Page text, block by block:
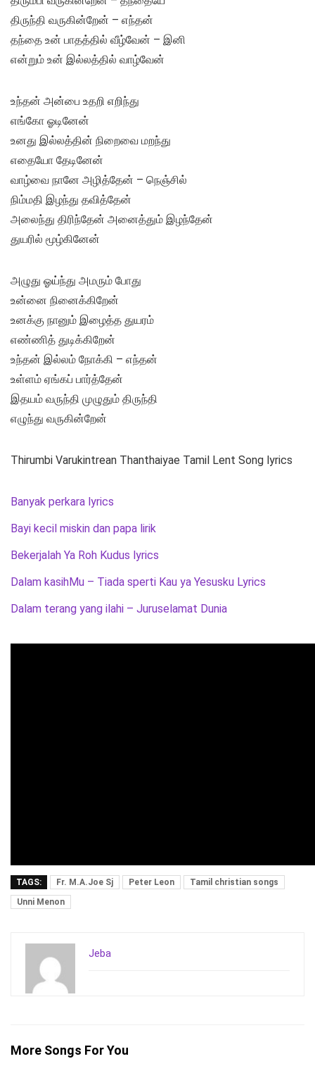
திருந்தி வருகின்றேன் – எந்தன்
தந்தை உன் பாதத்தில் வீழ்வேன் – இனி
என்றும் உன் இல்லத்தில் வாழ்வேன்
உந்தன் அன்பை உதறி எறிந்து
எங்கோ ஓடினேன்
உனது இல்லத்தின் நிறைவை மறந்து
எதையோ தேடினேன்
வாழ்வை நானே அழித்தேன் – நெஞ்சில்
நிம்மதி இழந்து தவித்தேன்
அலைந்து திரிந்தேன் அனைத்தும் இழந்தேன்
துயரில் மூழ்கினேன்
அழுது ஓய்ந்து அமரும் போது
உன்னை நினைக்கிறேன்
உனக்கு நானும் இழைத்த துயரம்
எண்ணித் துடிக்கிறேன்
உந்தன் இல்லம் நோக்கி – எந்தன்
உள்ளம் ஏங்கப் பார்த்தேன்
இதயம் வருந்தி முழுதும் திருந்தி
எழுந்து வருகின்றேன்
Thirumbi Varukintrean Thanthaiyae Tamil Lent Song lyrics
Banyak perkara lyrics
Bayi kecil miskin dan papa lirik
Bekerjalah Ya Roh Kudus lyrics
Dalam kasihMu – Tiada sperti Kau ya Yesusku Lyrics
Dalam terang yang ilahi – Juruselamat Dunia
TAGS: Fr. M.A.Joe Sj Peter Leon
Tamil christian songs
Unni Menon
Jeba
More Songs For You